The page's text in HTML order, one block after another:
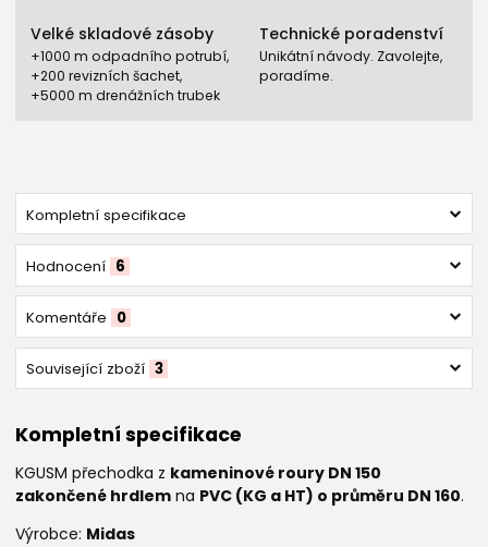
Velké skladové zásoby
+1000 m odpadního potrubí,
+200 revizních šachet,
+5000 m drenážních trubek
Technické poradenství
Unikátní návody. Zavolejte,
poradíme.
Kompletní specifikace
Hodnocení 6
Komentáře 0
Související zboží 3
Kompletní specifikace
KGUSM přechodka z kameninové roury DN 150
zakončené hrdlem na PVC (KG a HT) o průměru DN 160.
Výrobce: Midas